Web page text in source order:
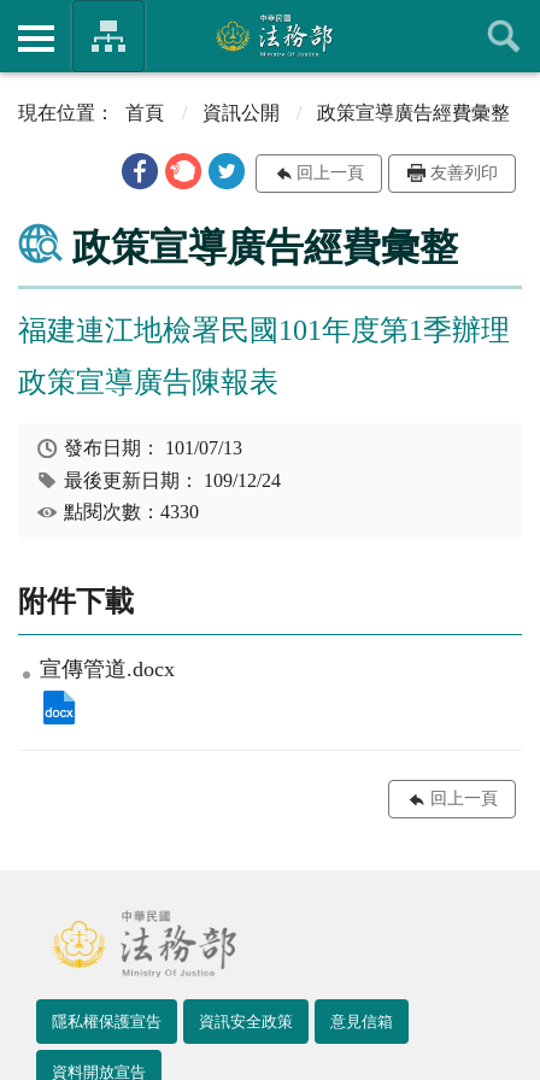
首頁 資訊公開 政策宣導廣告經費彙整
回上一頁 友善列印
政策宣導廣告經費彙整
福建連江地檢署民國101年度第1季辦理
政策宣導廣告陳報表
發布日期： 101/07/13
最後更新日期： 109/12/24
點閱次數：4330
附件下載
宣傳管道.docx
回上一頁
隱私權保護宣告 資訊安全政策 意見信箱
資料開放宣告